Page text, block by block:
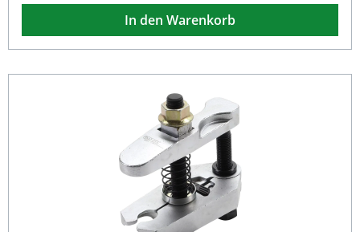
Bauform ermöglicht er ein präzises und effizientes
Arbeiten auch an engen Stellen. Gefertigt aus robustem
Chrom-Molybdän-Stahl überzeugt der Einsatz durch hohe
Belastbarkeit und lange Lebensdauer. Ideal für den
beim Austauschen oder Prüfen von Traggelenken an
Mercedes-Benz M-Klasse W163 und W164 Fertigung aus
langlebigem Chrom-Molybdän-Stahl Besonders kurze
Bauform für schwer zugängliche Stellen Gewicht nur 300
g — handlich und robust Professionelle Qualität für
präzises Arbeiten Lieferumfang: 1x Kugelgelenk-Zapfen-
In den Warenkorb